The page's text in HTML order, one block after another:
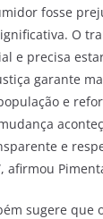
fosse
O
e precisa
garante
e
e
afirmou
sugere que